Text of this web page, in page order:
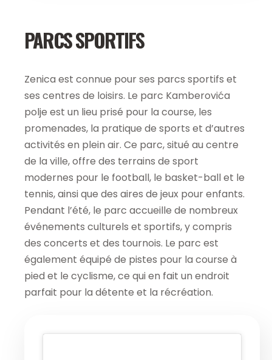
PARCS SPORTIFS
Zenica est connue pour ses parcs sportifs et
ses centres de loisirs. Le parc Kamberovića
polje est un lieu prisé pour la course, les
promenades, la pratique de sports et d’autres
activités en plein air. Ce parc, situé au centre
de la ville, offre des terrains de sport
modernes pour le football, le basket-ball et le
tennis, ainsi que des aires de jeux pour enfants.
Pendant l’été, le parc accueille de nombreux
événements culturels et sportifs, y compris
des concerts et des tournois. Le parc est
également équipé de pistes pour la course à
pied et le cyclisme, ce qui en fait un endroit
parfait pour la détente et la récréation.